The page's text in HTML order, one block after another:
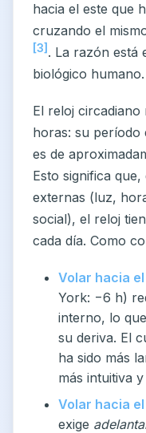
hacia el este que
cruzando el
[3] . La razón está
biológico humano.
El reloj circadiano
horas: su período
es de
Esto significa
externas (luz,
social), el reloj
cada día. Como
Volar hacia
York: −6 h)
interno, lo
su deriva. El
ha sido más
más intuitiva
Volar hacia
exige